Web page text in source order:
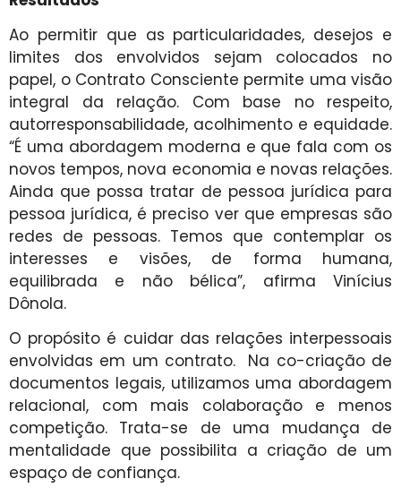
Ao permitir que as particularidades, desejos e
limites dos envolvidos sejam colocados no
papel, o Contrato Consciente permite uma visão
integral da relação. Com base no respeito,
autorresponsabilidade, acolhimento e equidade.
“É uma abordagem moderna e que fala com os
novos tempos, nova economia e novas relações.
Ainda que possa tratar de pessoa jurídica para
pessoa jurídica, é preciso ver que empresas são
redes de pessoas. Temos que contemplar os
interesses e visões, de forma humana,
equilibrada e não bélica”, afirma Vinícius
Dônola.
O propósito é cuidar das relações interpessoais
envolvidas em um contrato. Na co-criação de
documentos legais, utilizamos uma abordagem
relacional, com mais colaboração e menos
competição. Trata-se de uma mudança de
mentalidade que possibilita a criação de um
espaço de confiança.